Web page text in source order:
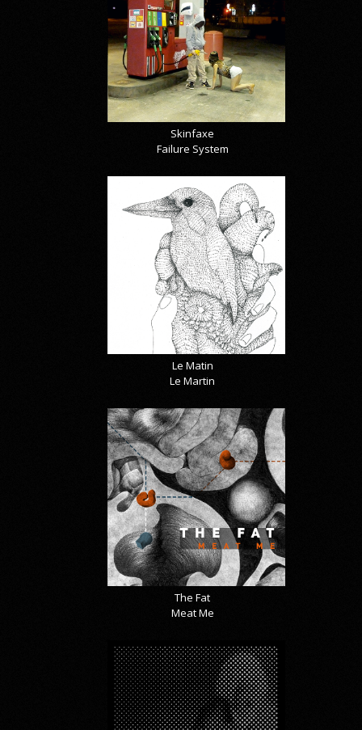
Skinfaxe
Failure System
Le Matin
Le Martin
The Fat
Meat Me